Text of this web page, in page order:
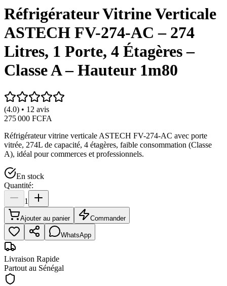
Réfrigérateur Vitrine Verticale
ASTECH FV-274-AC – 274
Litres, 1 Porte, 4 Étagères –
Classe A – Hauteur 1m80
(4.0) • 12 avis
275 000 FCFA
Réfrigérateur vitrine verticale ASTECH FV-274-AC avec porte
vitrée, 274L de capacité, 4 étagères, faible consommation (Classe
A), idéal pour commerces et professionnels.
En stock
Quantité:
1
Ajouter au panier Commander
WhatsApp
Livraison Rapide
Partout au Sénégal